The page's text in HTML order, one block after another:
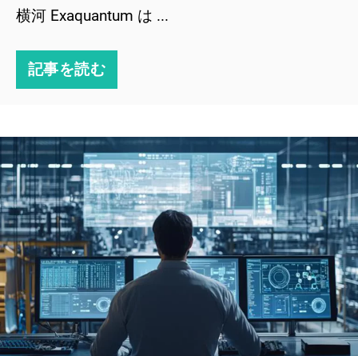
横河 Exaquantum は ...
記事を読む